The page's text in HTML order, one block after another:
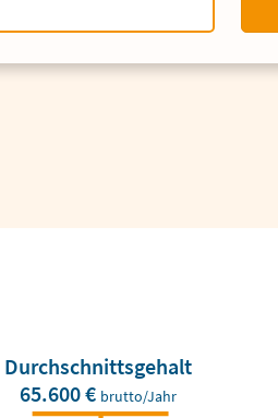
Durchschnittsgehalt
65.600 € brutto/Jahr